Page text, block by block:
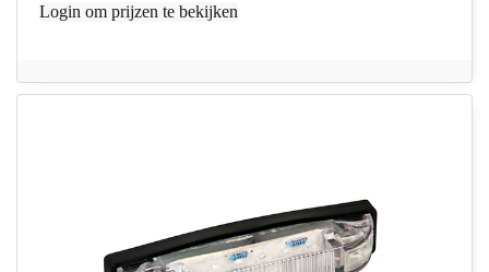
Login om prijzen te bekijken